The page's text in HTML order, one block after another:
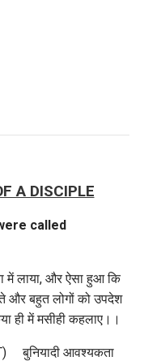
A DISCIPLE
called
में लाया, और ऐसा हुआ कि
और बहुत लोगों को उपदेश
ही में मसीही कहलाए।।
बुनियादी आवश्यकता